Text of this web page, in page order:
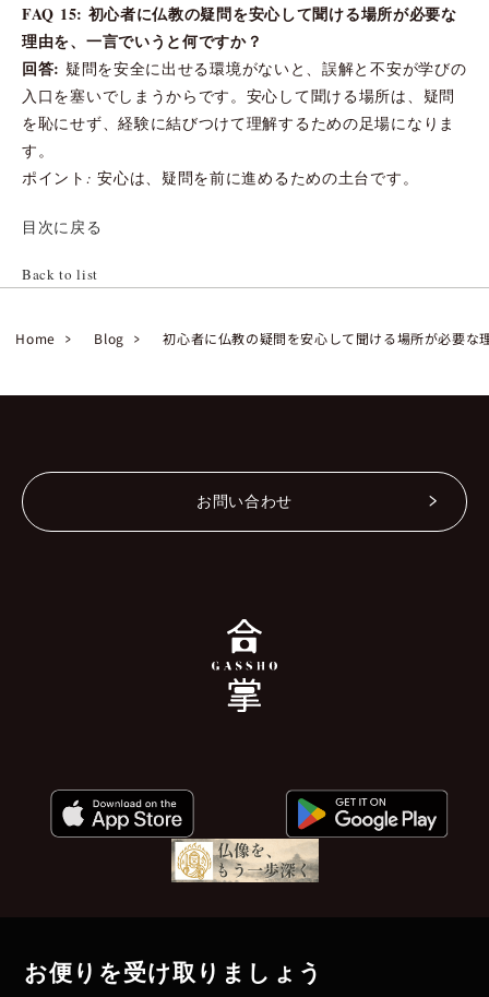
FAQ 15: 初心者に仏教の疑問を安心して聞ける場所が必要な
理由を、一言でいうと何ですか？
回答: 疑問を安全に出せる環境がないと、誤解と不安が学びの
入口を塞いでしまうからです。安心して聞ける場所は、疑問
を恥にせず、経験に結びつけて理解するための足場になりま
す。
ポイント: 安心は、疑問を前に進めるための土台です。
目次に戻る
Back to list
Home Blog 初心者に仏教の疑問を安心して聞ける場所が必要な
お問い合わせ
お便りを受け取りましょう